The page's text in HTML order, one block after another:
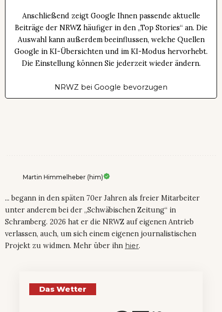
Anschließend zeigt Google Ihnen passende aktuelle
Beiträge der NRWZ häufiger in den „Top Stories“ an. Die
Auswahl kann außerdem beeinflussen, welche Quellen
Google in KI-Übersichten und im KI-Modus hervorhebt.
Die Einstellung können Sie jederzeit wieder ändern.
NRWZ bei Google bevorzugen
Martin Himmelheber (him)
... begann in den späten 70er Jahren als freier Mitarbeiter
unter anderem bei der „Schwäbischen Zeitung“ in
Schramberg. 2026 hat er die NRWZ auf eigenen Antrieb
verlassen, auch, um sich einem eigenen journalistischen
Projekt zu widmen. Mehr über ihn hier.
Das Wetter